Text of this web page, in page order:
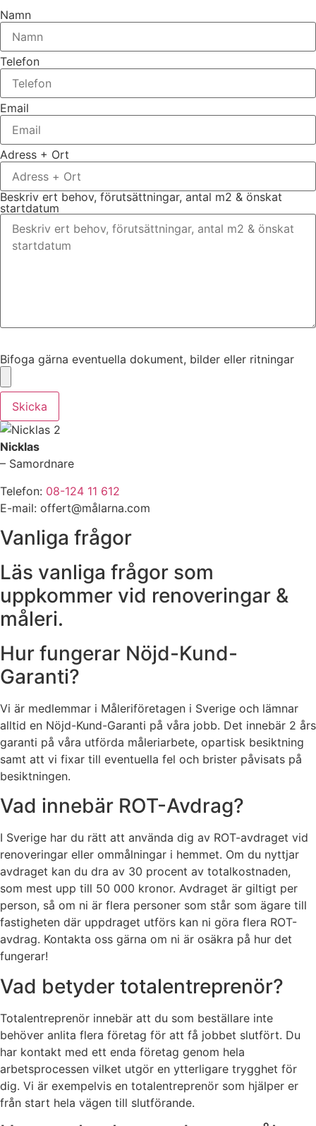
Namn
Telefon
Email
Adress + Ort
Beskriv ert behov, förutsättningar, antal m2 & önskat
startdatum
Bifoga gärna eventuella dokument, bilder eller ritningar
Skicka
Nicklas
– Samordnare
Telefon: 08-124 11 612
E-mail: offert@målarna.com
Vanliga frågor
Läs vanliga frågor som
uppkommer vid renoveringar &
måleri.
Hur fungerar Nöjd-Kund-
Garanti?
Vi är medlemmar i Måleriföretagen i Sverige och lämnar
alltid en Nöjd-Kund-Garanti på våra jobb. Det innebär 2 års
garanti på våra utförda måleriarbete, opartisk besiktning
samt att vi fixar till eventuella fel och brister påvisats på
besiktningen.
Vad innebär ROT-Avdrag?
I Sverige har du rätt att använda dig av ROT-avdraget vid
renoveringar eller ommålningar i hemmet. Om du nyttjar
avdraget kan du dra av 30 procent av totalkostnaden,
som mest upp till 50 000 kronor. Avdraget är giltigt per
person, så om ni är flera personer som står som ägare till
fastigheten där uppdraget utförs kan ni göra flera ROT-
avdrag. Kontakta oss gärna om ni är osäkra på hur det
fungerar!
Vad betyder totalentreprenör?
Totalentreprenör innebär att du som beställare inte
behöver anlita flera företag för att få jobbet slutfört. Du
har kontakt med ett enda företag genom hela
arbetsprocessen vilket utgör en ytterligare trygghet för
dig. Vi är exempelvis en totalentreprenör som hjälper er
från start hela vägen till slutförande.